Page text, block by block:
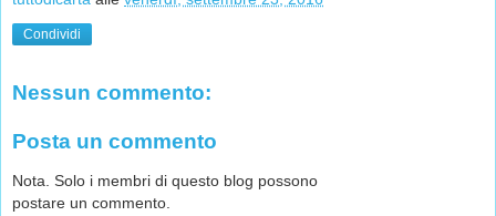
Condividi
Nessun commento:
Posta un commento
Nota. Solo i membri di questo blog possono
postare un commento.